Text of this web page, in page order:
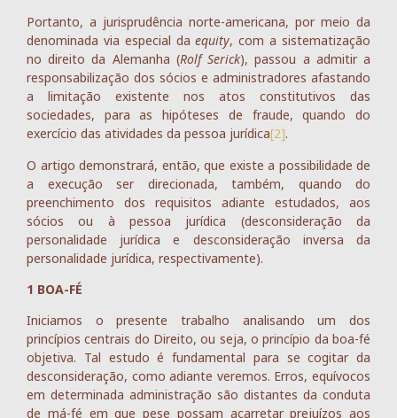
Portanto, a jurisprudência norte-americana, por meio da
denominada via especial daequity, com a sistematização
no direito da Alemanha (Rolf Serick), passou a admitir a
responsabilização dos sócios e administradores afastando
a limitação existente nos atos constitutivos das
sociedades, para as hipóteses de fraude, quando do
exercício das atividades da pessoa jurídica[2].
O artigo demonstrará, então, que existe a possibilidade de
a execução ser direcionada, também, quando do
preenchimento dos requisitos adiante estudados, aos
sócios ou à pessoa jurídica (desconsideração da
personalidade jurídica e desconsideração inversa da
personalidade jurídica, respectiva­mente).
1 BOA-FÉ
Iniciamos o presente trabalho analisando um dos
princípios centrais do Direito, ou seja, o princípio da boa-fé
objetiva. Tal estudo é fundamental para se cogitar da
desconsideração, como adiante veremos. Erros, equívocos
em determinada administração são distantes da conduta
de má-fé em que pese possam acarretar prejuízos aos